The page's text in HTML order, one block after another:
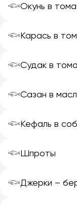
𓆟Окунь в
𓆟Карась в
𓆟Судак в
𓆟Сазан в
𓆟Кефаль в
𓆟Шпроты
𓆟Джерки –